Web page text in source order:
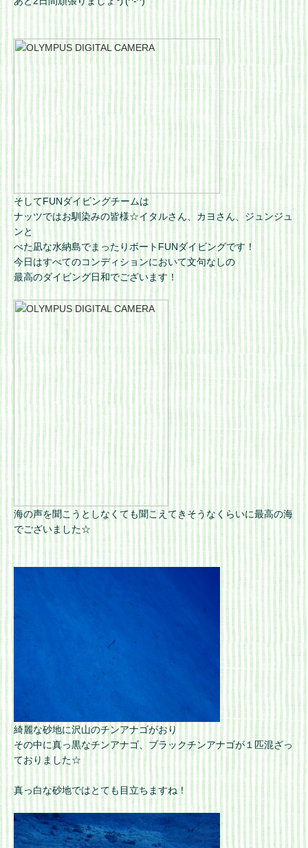
そしてFUNダイビングチームは
ナッツではお馴染みの皆様☆イタルさん、カヨさん、ジュンジュ
ンと
べた凪な水納島でまったりボートFUNダイビングです！
今日はすべてのコンディションにおいて文句なしの
最高のダイビング日和でございます！
海の声を聞こうとしなくても聞こえてきそうなくらいに最高の海
でございました☆
綺麗な砂地に沢山のチンアナゴがおり
その中に真っ黒なチンアナゴ、ブラックチンアナゴが１匹混ざっ
ておりました☆
真っ白な砂地ではとても目立ちますね！